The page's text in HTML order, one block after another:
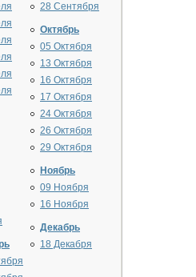
28 Сентября
Октябрь
05 Октября
13 Октября
16 Октября
17 Октября
24 Октября
26 Октября
29 Октября
Ноябрь
09 Ноября
16 Ноября
Декабрь
18 Декабря